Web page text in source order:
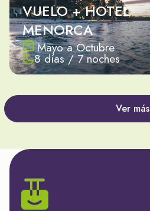
VUELO + HOTEL
MENORCA
Mayo a Octubre
8 días / 7 noches
Ver más